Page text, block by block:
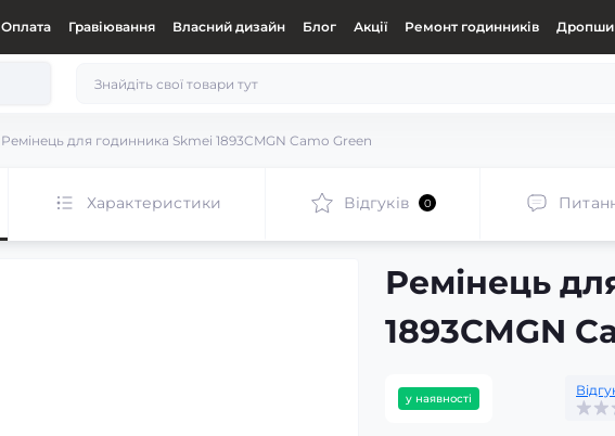
Оплата Гравіювання Власний дизайн Блог Акції Ремонт годинників
Ремінець для годинника Skmei 1893CMGN Camo Green
Характеристики Відгуків 0
Ремінець
1893CMGN
у наявності